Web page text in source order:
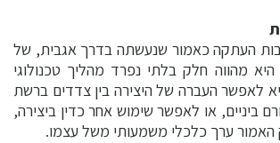
העתקה כאמור שנעשתה בדרך אגבית, של
מהווה חלק בלתי נפרד מהליך טכנולוגי
לאפשר העברה של היצירה בין צדדים ברשת
ביניים, או לאפשר שימוש אחר כדין ביצירה,
האמור ערך כלכלי משמעותי משל עצמו.